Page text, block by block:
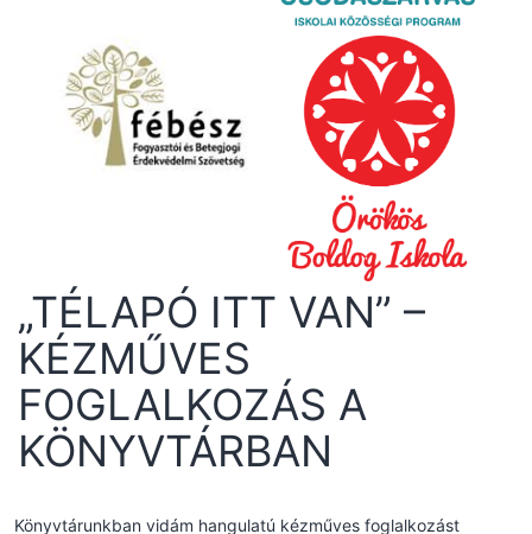
„TÉLAPÓ ITT VAN” –
KÉZMŰVES
FOGLALKOZÁS A
KÖNYVTÁRBAN
Könyvtárunkban vidám hangulatú kézműves foglalkozást